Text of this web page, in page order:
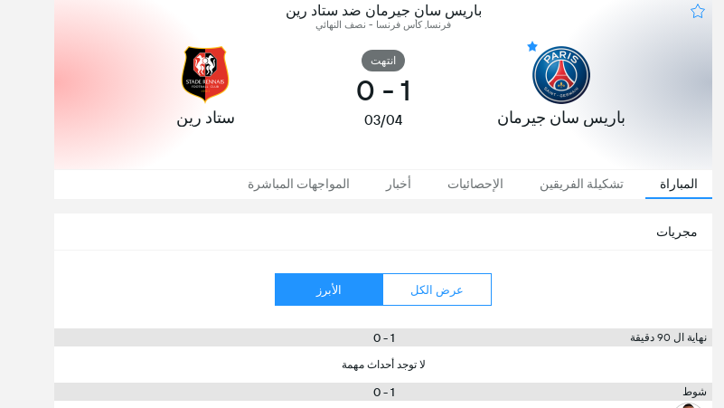
باريس سان جيرمان ضد ستاد رين
فرنسا, كأس فرنسا - نصف النهائي
باريس سان جيرمان
انتهت
1
-
0
03/04 ستاد رين
المباراة تشكيلة الفريقين الإحصائيات أخبار المواجهات المباشرة
مجريات
عرض الكل الأبرز
نهاية ال 90 دقيقة 1 - 0
لا توجد أحداث مهمة
شوط 1 - 0